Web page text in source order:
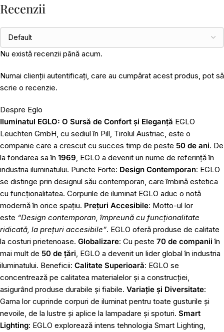
Recenzii
Nu există recenzii până acum.
Numai clienții autentificați, care au cumpărat acest produs, pot să
scrie o recenzie.
Despre Eglo
Iluminatul EGLO: O Sursă de Confort și Eleganță EGLO
Leuchten GmbH, cu sediul în Pill, Tirolul Austriac, este o
companie care a crescut cu succes timp de peste 50 de ani. De
la fondarea sa în 1969, EGLO a devenit un nume de referință în
industria iluminatului. Puncte Forte: Design Contemporan: EGLO
se distinge prin designul său contemporan, care îmbină estetica
cu funcționalitatea. Corpurile de iluminat EGLO aduc o notă
modernă în orice spațiu. Prețuri Accesibile: Motto-ul lor
este “Design contemporan, împreună cu funcționalitate
ridicată, la prețuri accesibile”. EGLO oferă produse de calitate
la costuri prietenoase. Globalizare: Cu peste 70 de companii în
mai mult de 50 de țări, EGLO a devenit un lider global în industria
iluminatului. Beneficii: Calitate Superioară: EGLO se
concentrează pe calitatea materialelor și a construcției,
asigurând produse durabile și fiabile. Variație și Diversitate:
Gama lor cuprinde corpuri de iluminat pentru toate gusturile și
nevoile, de la lustre și aplice la lampadare și spoturi. Smart
Lighting: EGLO explorează intens tehnologia Smart Lighting,